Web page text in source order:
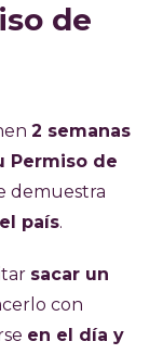
de
2 semanas
Permiso de
demuestra
país.
sacar un
con
en el día y